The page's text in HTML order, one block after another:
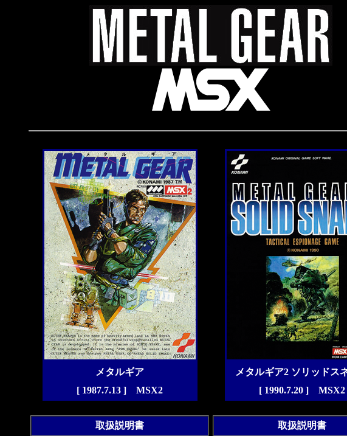
メタルギア
[ 1987.7.13 ] MSX2
メタルギア2 ソリッドス
[ 1990.7.20 ] MSX2
取扱説明書
取扱説明書